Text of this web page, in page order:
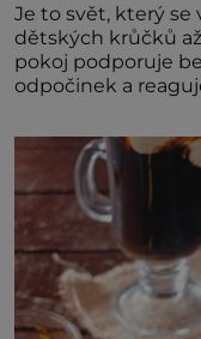
Je to svět, který
dětských krůčků
pokoj podporuje
odpočinek a
jednoduchost,
miminka měl
Předškolní věk je